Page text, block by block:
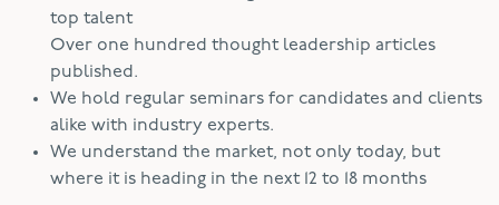
top talent
Over one hundred thought leadership articles
published.
We hold regular seminars for candidates and clients
alike with industry experts.
We understand the market, not only today, but
where it is heading in the next 12 to 18 months